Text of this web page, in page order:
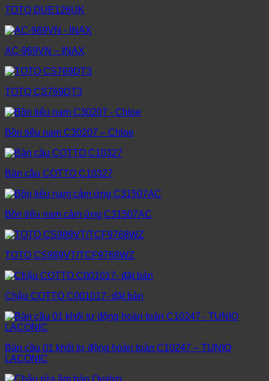
TOTO DUE126UK
AC-969VN – INAX
TOTO CS769DT3
Bồn tiểu nam C30207 – Chloe
Bàn cầu COTTO C10327
Bồn tiểu nam cảm ứng C31507AC
TOTO CS989VT/TCF9768WZ
Chậu COTTO C001017- đặt bàn
Bàn cầu 01 khối tự động hoàn toàn C10247 – TUNIO
LACONIC